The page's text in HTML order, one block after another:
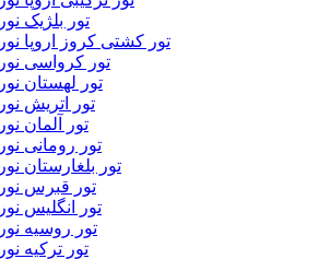
تور بلژیک
تور کشتی کروز اروپا
تور کرواسی
تور لهستان
تور اتریش
تور آلمان
تور رومانی
تور بلغارستان
تور قبرس
تور انگلیس
تور روسیه
تور ترکیه